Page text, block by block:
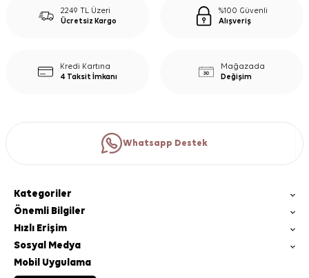
2249 TL Üzeri
Ücretsiz Kargo
%100 Güvenli
Alışveriş
Kredi Kartına
4 Taksit İmkanı
Mağazada
Değişim
Whatsapp Destek
Kategoriler
Önemli Bilgiler
Hızlı Erişim
Sosyal Medya
Mobil Uygulama